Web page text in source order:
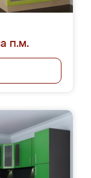
п.м.